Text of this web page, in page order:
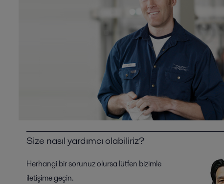
Size nasıl yardımcı olabiliriz?
Herhangi bir sorunuz olursa lütfen bizimle
iletişime geçin.